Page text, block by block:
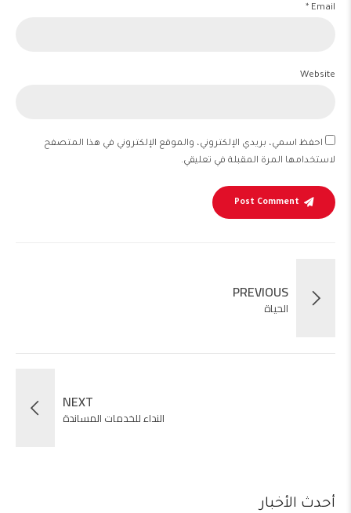
Email *
Website
احفظ اسمي، بريدي الإلكتروني، والموقع الإلكتروني في هذا المتصفح
لاستخدامها المرة المقبلة في تعليقي.
Post Comment
PREVIOUS
الحياة
NEXT
النداء للخدمات المساندة
أحدث الأخبار